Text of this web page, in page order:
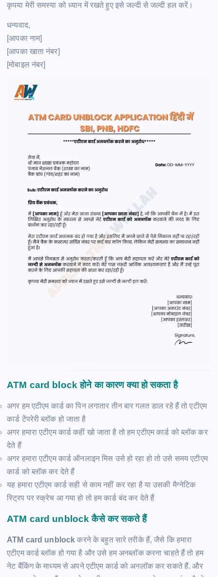
कृपया मेरी समस्या को ध्यान में रखते हुए इसे जल्दी से जल्दी हल करें।
धन्यवाद,
[आपका नाम]
[आपका खाता नंबर]
[मोबाइल नंबर]
ATM card block होने का कारण क्या हो सकता है
अगर हम एटीएम कार्ड का पिन लगातार तीन बार गलत डाल रहे हैं तो एटीएम
कार्ड टेंपरेरी ब्लॉक हो जाता है
अगर हमारा एटीएम कार्ड कहीं खो जाता है तो हम एटीएम कार्ड को ब्लॉक कर
देते हैं
अगर हमारा एटीएम कार्ड ऑनलाइन मिस उसे हो रहा हो तो उसे समय एटीएम
कार्ड को ब्लॉक कर देते हैं
यह हमारा एटीएम कार्ड सही से काम नहीं कर रहा है या उसकी मैग्नेटिक
स्ट्रिप पर स्क्रेच आ गया हो तो हम कार्ड बंद कर देते हैं
ATM card unblockकैसे कर सकते हैं
ATM card unblock करने के बहुत सारे तरीके हैं, जैसे कि हमारा
एटीएम कार्ड ब्लॉक हो गया है और उसे हम अनब्लॉक करना चाहते हैं तो हम
नेट बैंकिंग के माध्यम से अपने एटीएम कार्ड को अनलॉक कर सकते हैं. और